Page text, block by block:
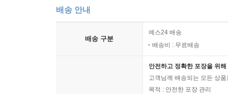
배송 안내
배송 구분
예스24 배송
배송비 : 무료배송
안전하고 정확한 포장을 위
고객님께 배송되는 모든 상
목적 : 안전한 포장 관리